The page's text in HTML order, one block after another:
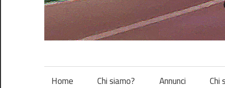
Vespa
Home Chi siamo? Annunci Chi